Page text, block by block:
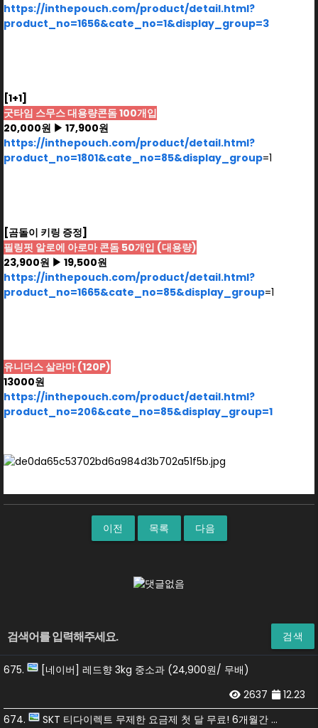
https://inthepouch.com/product/detail.html?
product_no=1656&cate_no=1&display_group=3
[1+1]
굿타임 스무스 대용량콘돔 100개입
20,000원 ▶ 17,900원
https://inthepouch.com/product/detail.html?
product_no=1801&cate_no=85&display_group=1
[곰돌이 키링 증정]
필링핏 알로에 아로마 콘돔 50개입 (대용량)
23,900원 ▶ 19,500원
https://inthepouch.com/product/detail.html?
product_no=1665&cate_no=85&display_group=1
유니더스 살라마 (120P)
13000원
https://inthepouch.com/product/detail.html?
product_no=206&cate_no=85&display_group=1
이전 목록 다음
검색
675.
[네이버] 레드향 3kg 중소과 (24,900원/ 무배)
2637
12.23
674.
SKT 티다이렉트 무제한 요금제 첫 달 무료! 6개월간 네페 33,000원! 티빙 12개월 무료! 이벤트